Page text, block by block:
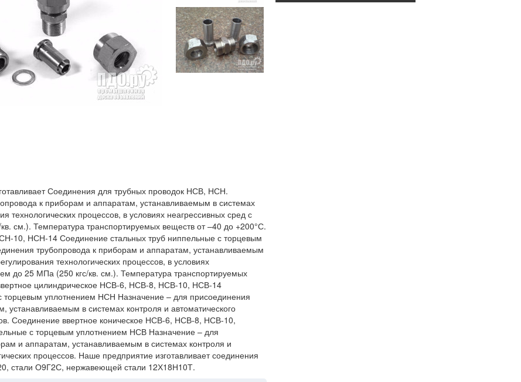
Соединения для трубных проводок НСВ, НСН.
к приборам и аппаратам, устанавливаемым в системах
технологических процессов, в условиях неагрессивных сред с
см.). Температура транспортируемых веществ от –40 до +200°С.
10, НСН-14 Соединение стальных труб ниппельные с торцевым
трубопровода к приборам и аппаратам, устанавливаемым
технологических процессов, в условиях
до 25 МПа (250 кгс/кв. см.). Температура транспортируемых
цилиндрическое НСВ-6, НСВ-8, НСВ-10, НСВ-14
торцевым уплотнением НСН Назначение – для присоединения
устанавливаемым в системах контроля и автоматического
Соединение ввертное коническое НСВ-6, НСВ-8, НСВ-10,
с торцевым уплотнением НСВ Назначение – для
и аппаратам, устанавливаемым в системах контроля и
процессов. Наше предприятие изготавливает соединения
стали О9Г2С, нержавеющей стали 12Х18Н10Т.